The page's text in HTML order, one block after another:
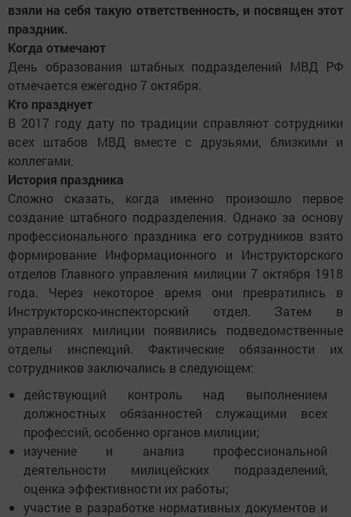
взяли на себя такую ответственность, и посвящен этот
праздник.
Когда отмечают
День образования штабных подразделений МВД РФ
отмечается ежегодно 7 октября.
Кто празднует
В 2017 году дату по традиции справляют сотрудники
всех штабов МВД вместе с друзьями, близкими и
коллегами.
История праздника
Сложно сказать, когда именно произошло первое
создание штабного подразделения. Однако за основу
профессионального праздника его сотрудников взято
формирование Информационного и Инструкторского
отделов Главного управления милиции 7 октября 1918
года. Через некоторое время они превратились в
Инструкторско-инспекторский отдел. Затем в
управлениях милиции появились подведомственные
отделы инспекций. Фактические обязанности их
сотрудников заключались в следующем:
действующий контроль над выполнением
должностных обязанностей служащими всех
профессий, особенно органов милиции;
изучение и анализ профессиональной
деятельности милицейских подразделений,
оценка эффективности их работы;
участие в разработке нормативных документов и